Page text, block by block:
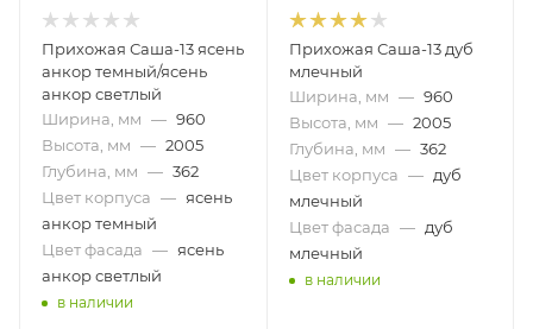
Прихожая Саша-13 ясень
анкор темный/ясень
анкор светлый
Ширина, мм — 960
Высота, мм — 2005
Глубина, мм — 362
Цвет корпуса — ясень
анкор темный
Цвет фасада — ясень
анкор светлый
в наличии
Прихожая Саша-13 дуб
млечный
Ширина, мм — 960
Высота, мм — 2005
Глубина, мм — 362
Цвет корпуса — дуб
млечный
Цвет фасада — дуб
млечный
в наличии